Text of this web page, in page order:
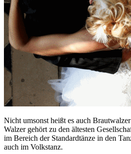
Nicht umsonst heißt es auch
Walzer gehört zu den ältesten
im Bereich der Standardtänze in den
auch im Volkstanz.